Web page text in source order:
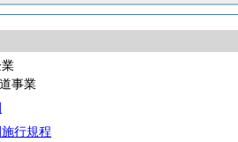
事業
行規程